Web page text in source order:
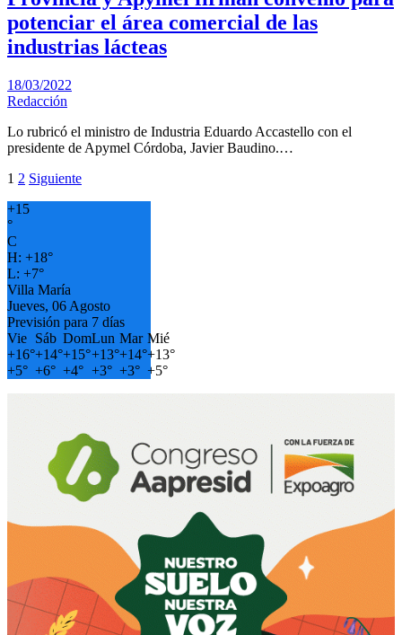
potenciar el área comercial de las
industrias lácteas
18/03/2022
Redacción
Lo rubricó el ministro de Industria Eduardo Accastello con el
presidente de Apymel Córdoba, Javier Baudino.…
Paginación
de
entradas
1 2 Siguiente
+15
°
C
H: +18°
L: +7°
Villa María
Jueves, 06 Agosto
Previsión para 7 días
Vie Sáb DomLun Mar Mié
+16°+14°+15°+13°+14°+13°
+5° +6° +4° +3° +3° +5°